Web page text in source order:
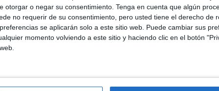
otorgar o negar su consentimiento. Tenga en cuenta que algún
no requerir de su consentimiento, pero usted tiene el derecho de
se aplicarán solo a este sitio web. Puede cambiar sus
momento volviendo a este sitio y haciendo clic en el botón
a promover las inversiones, que es celebrada por los
presentes en esta reunión de alto nivel, y añadió que
japoneses en Marruecos.